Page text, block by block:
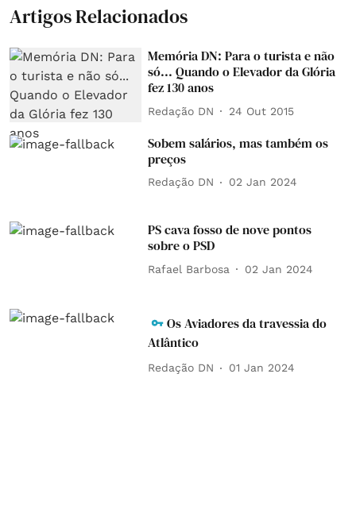
Artigos Relacionados
Memória DN: Para o turista e não
só... Quando o Elevador da Glória
fez 130 anos
Redação DN 24 Out 2015
Sobem salários, mas também os
preços
Redação DN 02 Jan 2024
PS cava fosso de nove pontos
sobre o PSD
Rafael Barbosa 02 Jan 2024
Os Aviadores da travessia do
Atlântico
Redação DN 01 Jan 2024